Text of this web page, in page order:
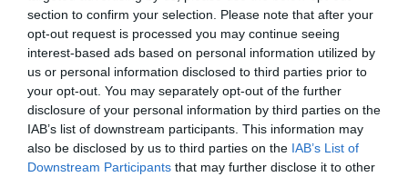
section to confirm your selection. Please note that after your
opt-out request is processed you may continue seeing
interest-based ads based on personal information utilized by
us or personal information disclosed to third parties prior to
your opt-out. You may separately opt-out of the further
disclosure of your personal information by third parties on the
IAB’s list of downstream participants. This information may
also be disclosed by us to third parties on the IAB’s List of
Downstream Participants that may further disclose it to other